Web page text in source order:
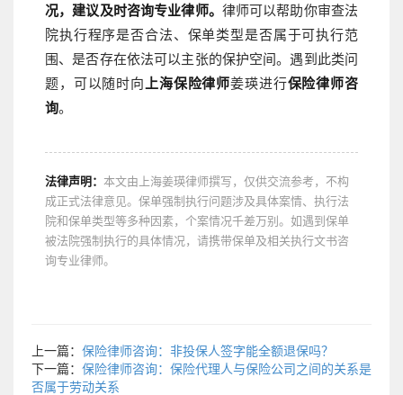
况，建议及时咨询专业律师。 律师可以帮助你审查法
院执行程序是否合法、保单类型是否属于可执行范
围、是否存在依法可以主张的保护空间。遇到此类问
题，可以随时向上海保险律师姜瑛进行保险律师咨
询。
法律声明： 本文由上海姜瑛律师撰写，仅供交流参考，不构
成正式法律意见。保单强制执行问题涉及具体案情、执行法
院和保单类型等多种因素，个案情况千差万别。如遇到保单
被法院强制执行的具体情况，请携带保单及相关执行文书咨
询专业律师。
上一篇： 保险律师咨询：非投保人签字能全额退保吗？
下一篇： 保险律师咨询：保险代理人与保险公司之间的关系是
否属于劳动关系